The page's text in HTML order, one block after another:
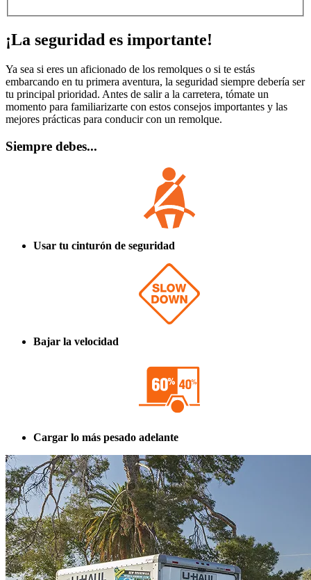
¡La seguridad es importante!
Ya sea si eres un aficionado de los remolques o si te estás
embarcando en tu primera aventura, la seguridad siempre debería ser
tu principal prioridad. Antes de salir a la carretera, tómate un
momento para familiarizarte con estos consejos importantes y las
mejores prácticas para conducir con un remolque.
Siempre debes...
Usar tu cinturón de seguridad
Bajar la velocidad
Cargar lo más pesado adelante